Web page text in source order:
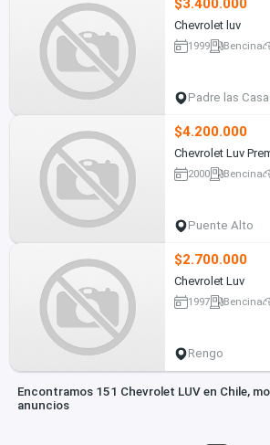
$3.400.000
Chevrolet luv
1999 Bencina
Padre las
$4.200.000
Chevrolet Luv
2000 Bencina
Puente Alto
$2.700.000
Chevrolet Luv
1997 Bencina
Rengo
Encontramos 151 Chevrolet LUV en Chile,
anuncios